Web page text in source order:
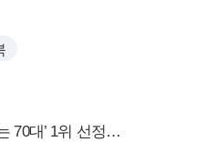
70대’ 1위 선정…